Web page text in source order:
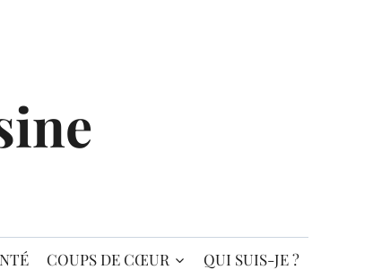
COUPS DE CŒUR QUI SUIS-JE ?